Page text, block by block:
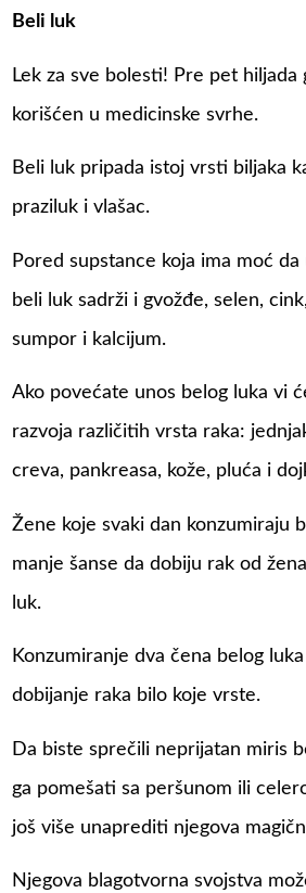
Beli luk
Lek za sve bolesti! Pre pet hiljada
korišćen u medicinske svrhe.
Beli luk pripada istoj vrsti biljaka
praziluk i vlašac.
Pored supstance koja ima moć
beli luk sadrži i gvožđe, selen,
sumpor i kalcijum.
Ako povećate unos belog luka vi
razvoja različitih vrsta raka:
creva, pankreasa, kože, pluća i
Žene koje svaki dan konzumiraju
manje šanse da dobiju rak od
luk.
Konzumiranje dva čena belog
dobijanje raka bilo koje vrste.
Da biste sprečili neprijatan miris
ga pomešati sa peršunom ili
još više unaprediti njegova
Njegova blagotvorna svojstva